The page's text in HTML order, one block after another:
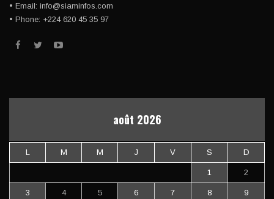
• Email: info@siaminfos.com
• Phone: +224 620 45 35 97
août 2026
L M M J V S D
1 2
3 4 5 6 7 8 9